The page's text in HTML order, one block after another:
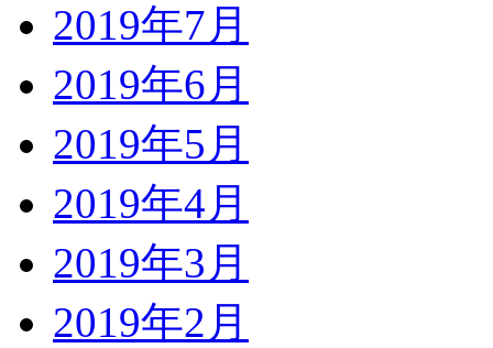
2019年7月
2019年6月
2019年5月
2019年4月
2019年3月
2019年2月